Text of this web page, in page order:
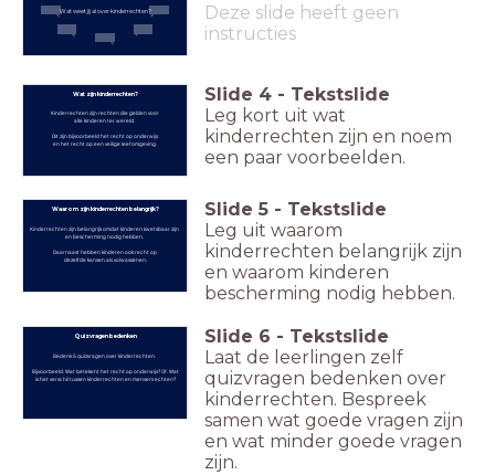
Wat weet jij al over kinderrechten?
Deze slide heeft geen
instructies
Wat zijn kinderrechten?
Kinderrechten zijn rechten die gelden voor
alle kinderen ter wereld.
Dit zijn bijvoorbeeld het recht op onderwijs
en het recht op een veilige leefomgeving.
Slide 4 - Tekstslide
Leg kort uit wat
kinderrechten zijn en noem
een paar voorbeelden.
Waarom zijn kinderrechten belangrijk?
Kinderrechten zijn belangrijk omdat kinderen kwetsbaar zijn
en bescherming nodig hebben.
Daarnaast hebben kinderen ook recht op
dezelfde kansen als volwassenen.
Slide 5 - Tekstslide
Leg uit waarom
kinderrechten belangrijk zijn
en waarom kinderen
bescherming nodig hebben.
Quizvragen bedenken
Bedenk 5 quizvragen over kinderrechten.
Bijvoorbeeld: Wat betekent het recht op onderwijs? Of: Wat
is het verschil tussen kinderrechten en mensenrechten?
Slide 6 - Tekstslide
Laat de leerlingen zelf
quizvragen bedenken over
kinderrechten. Bespreek
samen wat goede vragen zijn
en wat minder goede vragen
zijn.